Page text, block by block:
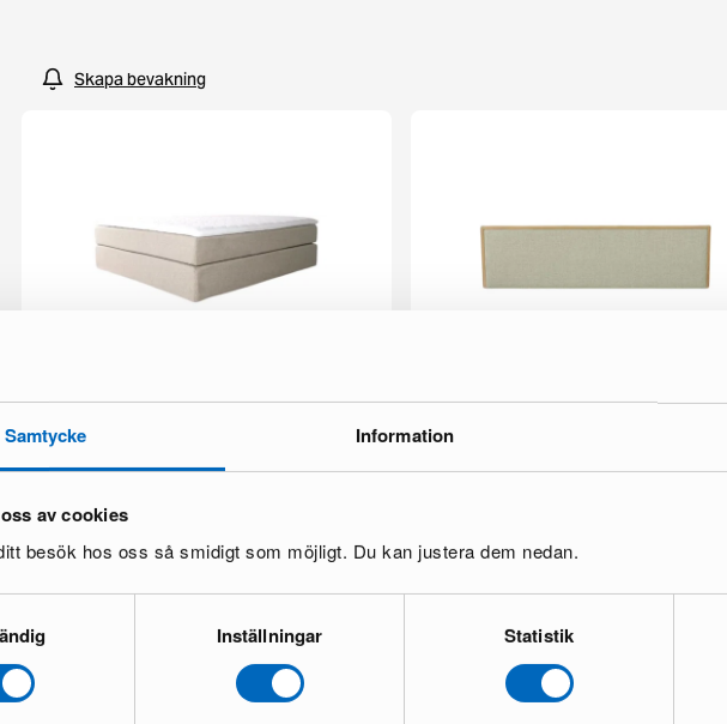
Samtycke Information
av cookies
besök hos oss så smidigt som möjligt. Du kan justera dem nedan.
Inställningar Statistik
Skapa bevakning
Premium säng 180 cm grå
Du sparar 1 203 €
Eden sänggavel 199 cm ek